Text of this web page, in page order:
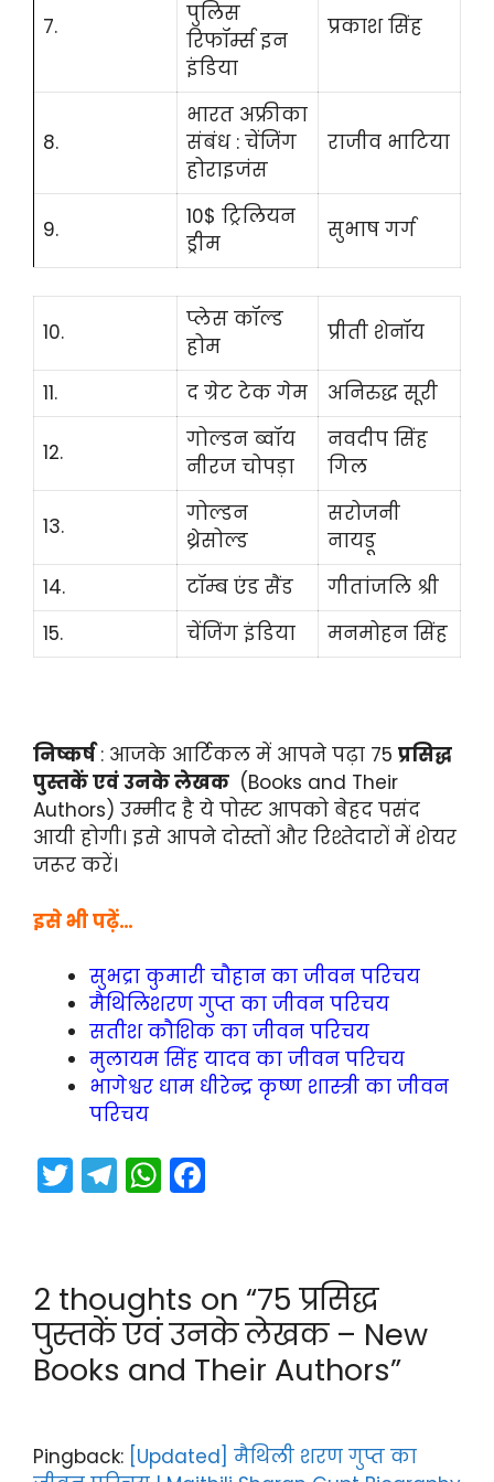
7.
पुलिस
रिफॉर्म्स इन
इंडिया
प्रकाश सिंह
8.
भारत अफ्रीका
संबंध : चेंजिंग
होराइजंस
राजीव भाटिया
9.
10$ ट्रिलियन
ड्रीम
सुभाष गर्ग
10.
प्लेस कॉल्ड
होम
प्रीती शेनॉय
11. द ग्रेट टेक गेम अनिरुद्ध सूरी
12.
गोल्डन ब्वॉय
नीरज चोपड़ा
नवदीप सिंह
गिल
13.
गोल्डन
थ्रेसोल्ड
सरोजनी
नायडू
14.
टॉम्ब एंड सैंड
गीतांजलि श्री
15.
चेंजिंग इंडिया मनमोहन सिंह
निष्कर्ष: आजके आर्टिकल में आपने पढ़ा 75 प्रसिद्ध
पुस्तकें एवं उनके लेखक (Books and Their
Authors) उम्मीद है ये पोस्ट आपको बेहद पसंद
आयी होगी। इसे आपने दोस्तों और रिश्तेदारों में शेयर
जरूर करें।
इसे भी पढ़ें…
सुभद्रा कुमारी चौहान का जीवन परिचय
मैथिलिशरण गुप्त का जीवन परिचय
सतीश कौशिक का जीवन परिचय
मुलायम सिंह यादव का जीवन परिचय
भागेश्वर धाम धीरेन्द्र कृष्ण शास्त्री का जीवन
परिचय
T
w
er
T
el
gr
a
m
W
h
ts
A
p
p
e
b
o
o
2 thoughts on “75 प्रसिद्ध
पुस्तकें एवं उनके लेखक – New
Books and Their Authors”
Pingback: [Updated] मैथिली शरण गुप्त का